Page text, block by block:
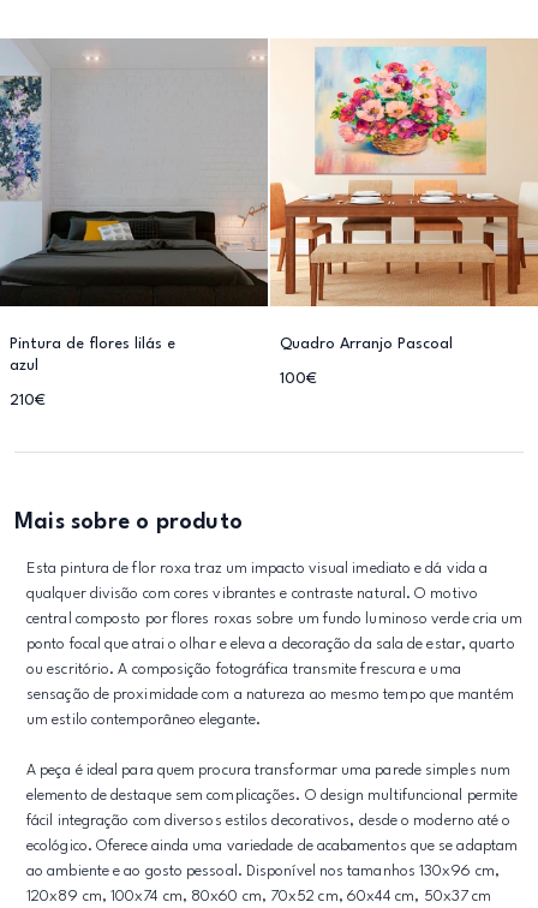
Pintura de flores lilás e
azul
210€
Quadro Arranjo Pascoal
100€
Mais sobre o produto
Esta pintura de flor roxa traz um impacto visual imediato e dá vida a
qualquer divisão com cores vibrantes e contraste natural. O motivo
central composto por flores roxas sobre um fundo luminoso verde cria um
ponto focal que atrai o olhar e eleva a decoração da sala de estar, quarto
ou escritório. A composição fotográfica transmite frescura e uma
sensação de proximidade com a natureza ao mesmo tempo que mantém
um estilo contemporâneo elegante.
A peça é ideal para quem procura transformar uma parede simples num
elemento de destaque sem complicações. O design multifuncional permite
fácil integração com diversos estilos decorativos, desde o moderno até o
ecológico. Oferece ainda uma variedade de acabamentos que se adaptam
ao ambiente e ao gosto pessoal. Disponível nos tamanhos 130x96 cm,
120x89 cm, 100x74 cm, 80x60 cm, 70x52 cm, 60x44 cm, 50x37 cm